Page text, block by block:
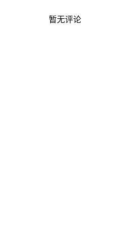
暂无评论